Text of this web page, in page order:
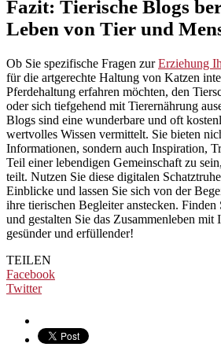
Fazit: Tierische Blogs
Leben von Tier und
Ob Sie spezifische Fragen zurErziehung
für die artgerechte Haltung von Katzen
Pferdehaltung erfahren möchten, den
oder sich tiefgehend mit Tierernährung
Blogs sind eine wunderbare und oft
wertvolles Wissen vermittelt. Sie bieten
Informationen, sondern auch Inspiration,
Teil einer lebendigen Gemeinschaft zu
teilt. Nutzen Sie diese digitalen
Einblicke und lassen Sie sich von der
ihre tierischen Begleiter anstecken.
und gestalten Sie das Zusammenleben mit
gesünder und erfüllender!
TEILEN
Facebook
Twitter